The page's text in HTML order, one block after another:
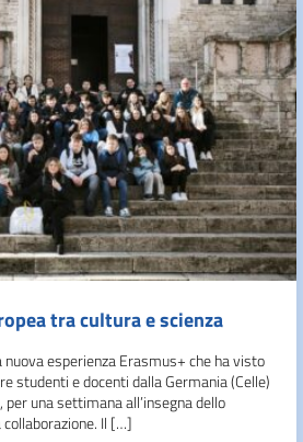
tra cultura e scienza
nuova esperienza Erasmus+ che ha visto
studenti e docenti dalla Germania (Celle)
per una settimana all’insegna dello
Il […]